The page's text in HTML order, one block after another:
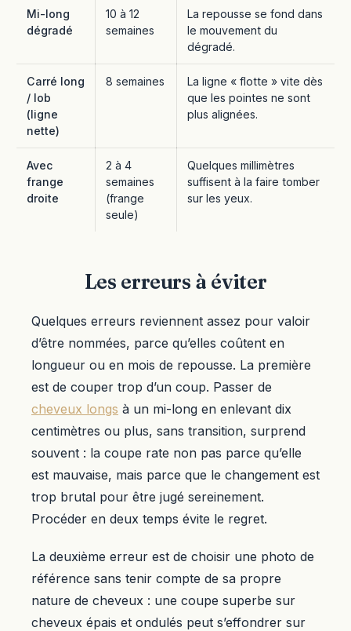
Mi-long
dégradé
10 à 12
semaines
La repousse se fond dans
le mouvement du
dégradé.
Carré long
/ lob
(ligne
nette)
8 semaines
La ligne « flotte » vite dès
que les pointes ne sont
plus alignées.
Avec
frange
droite
2 à 4
semaines
(frange
seule)
Quelques millimètres
suffisent à la faire tomber
sur les yeux.
Les erreurs à éviter
Quelques erreurs reviennent assez pour valoir
d’être nommées, parce qu’elles coûtent en
longueur ou en mois de repousse. La première
est de couper trop d’un coup. Passer de
cheveux longs à un mi-long en enlevant dix
centimètres ou plus, sans transition, surprend
souvent : la coupe rate non pas parce qu’elle
est mauvaise, mais parce que le changement est
trop brutal pour être jugé sereinement.
Procéder en deux temps évite le regret.
La deuxième erreur est de choisir une photo de
référence sans tenir compte de sa propre
nature de cheveux : une coupe superbe sur
cheveux épais et ondulés peut s’effondrer sur